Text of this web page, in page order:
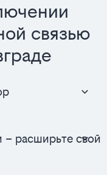
связью
– расширьте свой